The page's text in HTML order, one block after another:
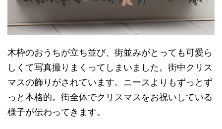
木枠のおうちが立ち並び、街並みがとっても可愛ら
しくて写真撮りまくってしまいました。街中クリス
マスの飾りがされています。ニースよりもずっとず
っと本格的。街全体でクリスマスをお祝いしている
様子が伝わってきます。